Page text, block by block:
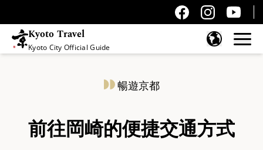
Kyoto Travel
Kyoto City Official Guide
暢遊京都
前往岡崎的便捷交通方式